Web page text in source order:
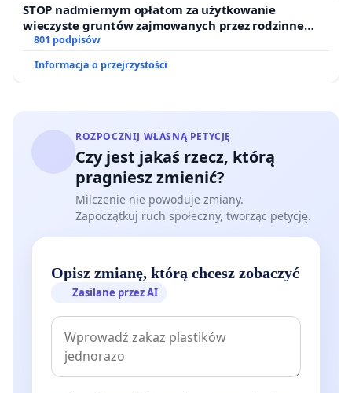
STOP nadmiernym opłatom za użytkowanie
wieczyste gruntów zajmowanych przez rodzinne
ogrody działkowe.
801 podpisów
Informacja o przejrzystości
ROZPOCZNIJ WŁASNĄ PETYCJĘ
Czy jest jakaś rzecz, którą
pragniesz zmienić?
Milczenie nie powoduje zmiany.
Zapoczątkuj ruch społeczny, tworząc petycję.
Opisz zmianę, którą chcesz zobaczyć
Zasilane przez AI